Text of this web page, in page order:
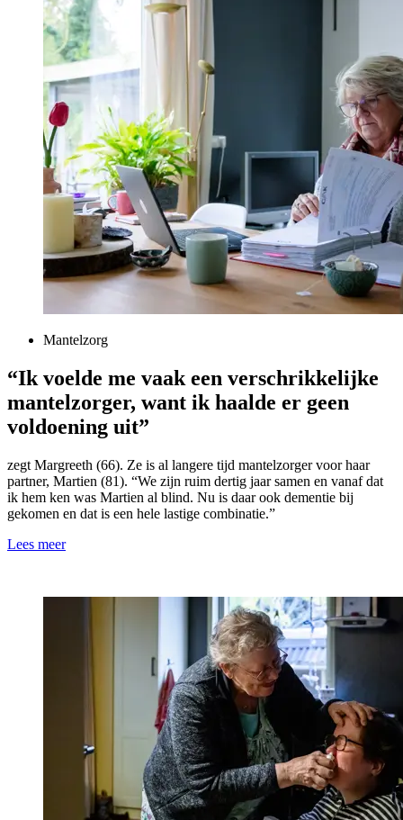
Mantelzorg
“Ik voelde me vaak een verschrikkelijke
mantelzorger, want ik haalde er geen
voldoening uit”
zegt Margreeth (66). Ze is al langere tijd mantelzorger voor haar
partner, Martien (81). “We zijn ruim dertig jaar samen en vanaf dat
ik hem ken was Martien al blind. Nu is daar ook dementie bij
gekomen en dat is een hele lastige combinatie.”
Lees meer